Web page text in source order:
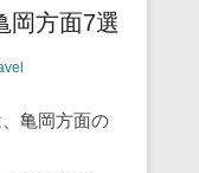
岡方面7選
亀岡方面の